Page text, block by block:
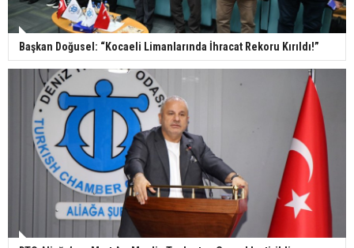
Başkan Doğusel: “Kocaeli Limanlarında İhracat Rekoru Kırıldı!”